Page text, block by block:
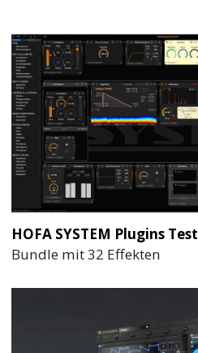
HOFA SYSTEM Plugins Test
Bundle mit 32 Effekten